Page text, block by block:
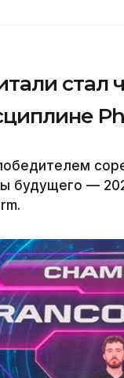
стал
будущего —